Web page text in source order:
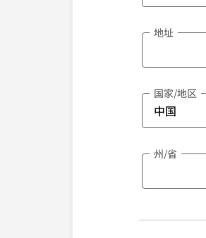
地址
国家/地区
州/省